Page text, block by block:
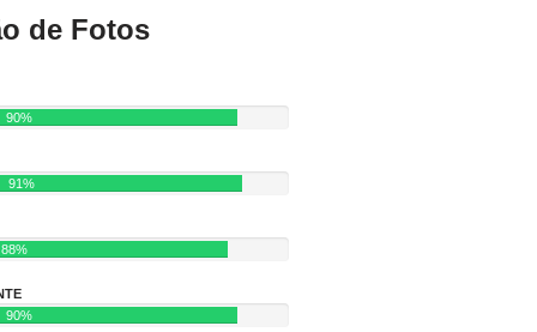
de Fotos
90%
91%
88%
90%